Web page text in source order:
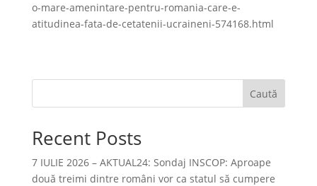
o-mare-amenintare-pentru-romania-care-e-
atitudinea-fata-de-cetatenii-ucraineni-574168.html
Caută
Recent Posts
7 IULIE 2026 – AKTUAL24: Sondaj INSCOP: Aproape
două treimi dintre români vor ca statul să cumpere